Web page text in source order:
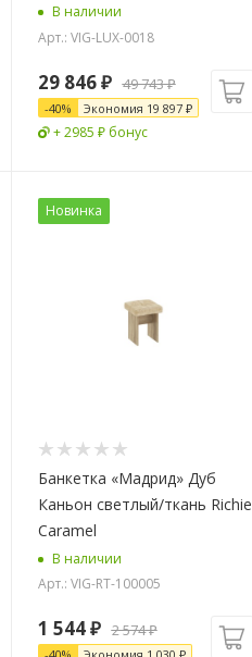
В наличии
Арт.: VIG-LUX-0018
29 846₽ 49 743₽
-40% Экономия 19 897₽
+ 2985 ₽ бонус
Новинка
Банкетка «Мадрид» Дуб
Каньон светлый/ткань Richie
Caramel
В наличии
Арт.: VIG-RT-100005
1 544₽ 2 574₽